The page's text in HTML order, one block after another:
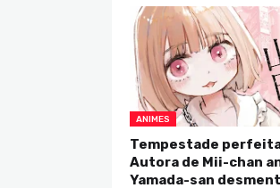
ANIMES
Tempestade
Autora de Mii-chan
Yamada-san